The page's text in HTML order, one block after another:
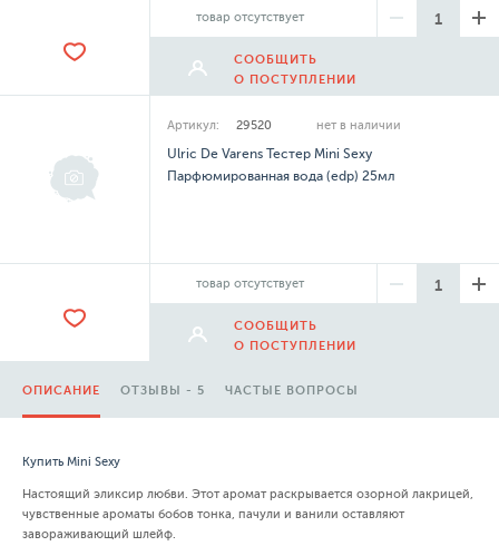
товар отсутствует
СООБЩИТЬ
О ПОСТУПЛЕНИИ
Артикул: 29520 нет в наличии
Ulric De Varens Тестер Mini Sexy
Парфюмированная вода (edp) 25мл
товар отсутствует
СООБЩИТЬ
О ПОСТУПЛЕНИИ
ОПИСАНИЕ ОТЗЫВЫ - 5 ЧАСТЫЕ ВОПРОСЫ
Купить Mini Sexy
Настоящий эликсир любви. Этот аромат раскрывается озорной лакрицей,
чувственные ароматы бобов тонка, пачули и ванили оставляют
завораживающий шлейф.